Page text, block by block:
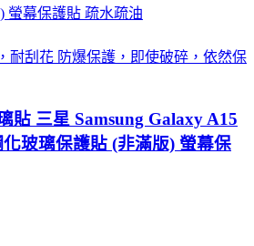
耐刮花 防爆保護，即使破碎，依然保
貼 三星 Samsung Galaxy A15
玻璃保護貼 (非滿版) 螢幕保